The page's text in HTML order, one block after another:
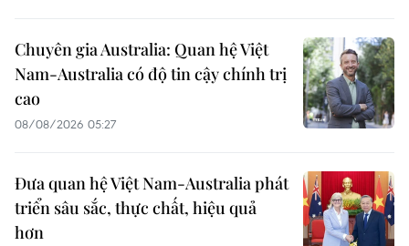
Chuyên gia Australia: Quan hệ Việt
Nam-Australia có độ tin cậy chính trị
cao
08/08/2026 05:27
Đưa quan hệ Việt Nam-Australia phát
triển sâu sắc, thực chất, hiệu quả
hơn